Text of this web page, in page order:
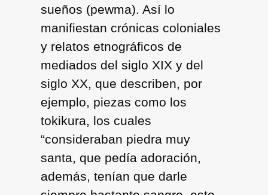
sueños (pewma). Así lo
manifiestan crónicas coloniales
y relatos etnográficos de
mediados del siglo XIX y del
siglo XX, que describen, por
ejemplo, piezas como los
tokikura, los cuales
“consideraban piedra muy
santa, que pedía adoración,
además, tenían que darle